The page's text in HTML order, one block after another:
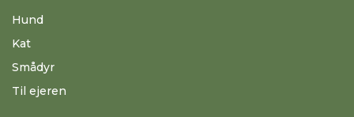
Hund
Kat
Smådyr
Til ejeren